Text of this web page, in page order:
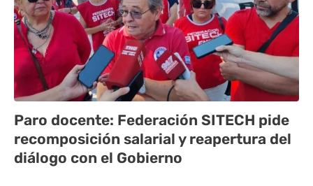
Paro docente: Federación SITECH pide
recomposición salarial y reapertura del
diálogo con el Gobierno